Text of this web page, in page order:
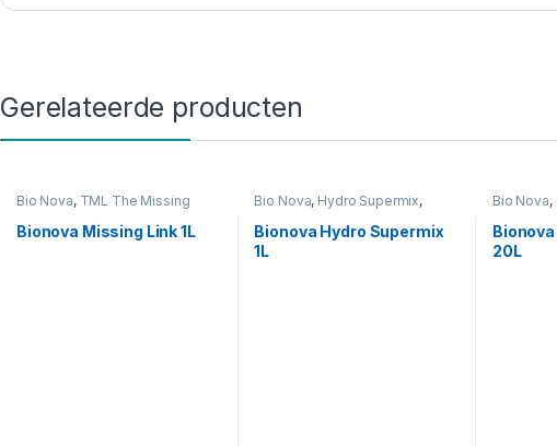
Gerelateerde producten
Bio Nova, TML The Missing
Bionova Missing Link 1L
Bio Nova, Hydro Supermix,
Bionova Hydro Supermix
1L
Bio Nova,
20L